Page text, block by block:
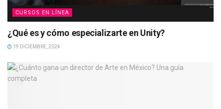
CURSOS EN LÍNEA
¿Qué es y cómo especializarte en Unity?
19 DICIEMBRE, 2024